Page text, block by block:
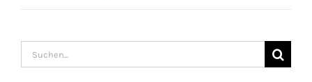
Suche